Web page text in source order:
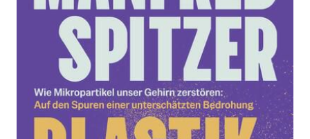
Wie Mikropartikel unser Gehirn zerstören: Auf den
Spuren einer unterschätzten Bedrohung | Bestseller-
Autor über Altern, Demenz und geistige Fitness
VonManfred Spitzer